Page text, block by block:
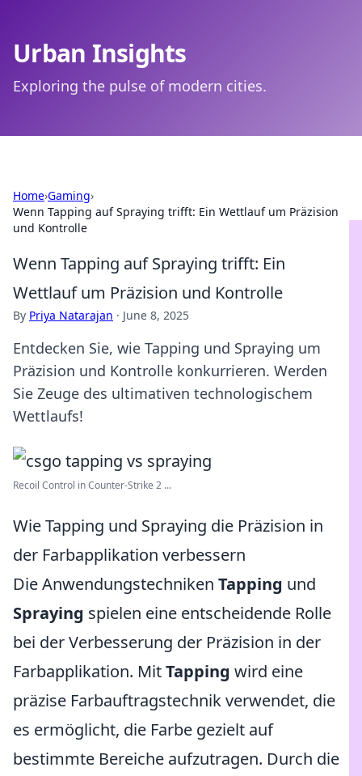
Urban Insights
Exploring the pulse of modern cities.
Home›Gaming›
Wenn Tapping auf Spraying trifft: Ein Wettlauf um Präzision
und Kontrolle
Wenn Tapping auf Spraying trifft: Ein
Wettlauf um Präzision und Kontrolle
By Priya Natarajan · June 8, 2025
Entdecken Sie, wie Tapping und Spraying um
Präzision und Kontrolle konkurrieren. Werden
Sie Zeuge des ultimativen technologischem
Wettlaufs!
Recoil Control in Counter-Strike 2 ...
Wie Tapping und Spraying die Präzision in
der Farbapplikation verbessern
Die Anwendungstechniken Tapping und
Spraying spielen eine entscheidende Rolle
bei der Verbesserung der Präzision in der
Farbapplikation. MitTapping wird eine
präzise Farbauftragstechnik verwendet, die
es ermöglicht, die Farbe gezielt auf
bestimmte Bereiche aufzutragen. Durch die